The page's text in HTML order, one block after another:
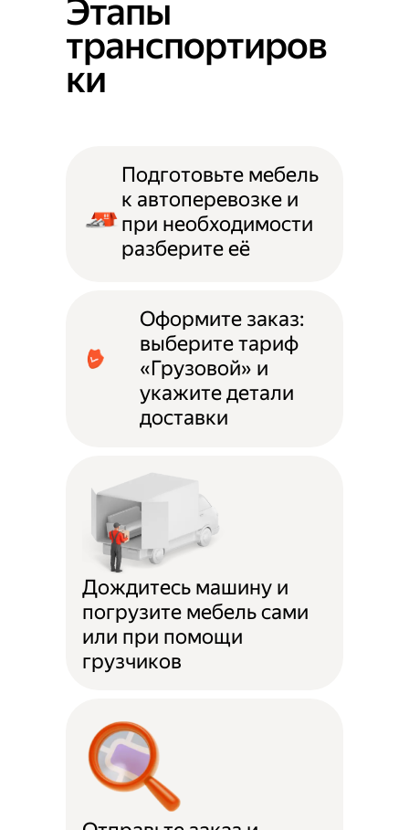
Этапы
транспортиров
ки
Подготовьте мебель
к автоперевозке и
при необходимости
разберите её
Оформите заказ:
выберите тариф
«Грузовой» и
укажите детали
доставки
Дождитесь машину и
погрузите мебель сами
или при помощи
грузчиков